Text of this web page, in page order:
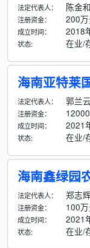
法定代表人： 陈金和
注册资金： 200
成立时间： 2018
状态: 在业/
海南亚特莱
法定代表人： 郭兰云
注册资金：
成立时间： 2021
状态: 在业/
海南鑫绿园
法定代表人： 郑志辉
注册资金： 100
成立时间： 2021
状态: 在业/